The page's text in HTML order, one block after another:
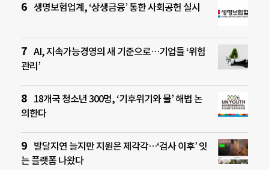
생명보험업계, ‘상생금융’ 통한 사회공헌 실시
AI, 지속가능경영의 새 기준으로…기업들 ‘위험
관리’
18개국 청소년 300명, ‘기후위기와 물’ 해법 논
의한다
발달지연 늘지만 지원은 제각각…‘검사 이후’ 잇
는 플랫폼 나왔다